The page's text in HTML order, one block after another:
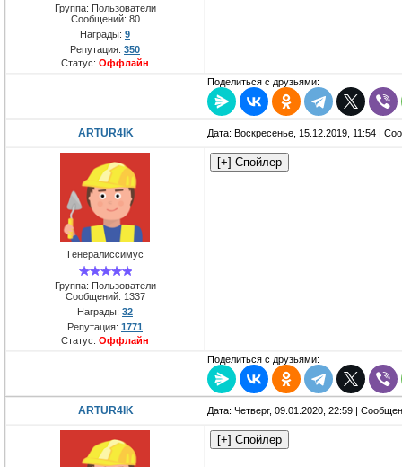
Группа: Пользователи
Сообщений: 80
Награды: 9
Репутация: 350
Статус: Оффлайн
Поделиться с друзьями:
ARTUR4IK Дата: Воскресенье, 15.12.2019, 11:54 |
Генералиссимус
Группа: Пользователи
Сообщений: 1337
Награды: 32
Репутация: 1771
Статус: Оффлайн
Поделиться с друзьями:
ARTUR4IK Дата: Четверг, 09.01.2020, 22:59 |